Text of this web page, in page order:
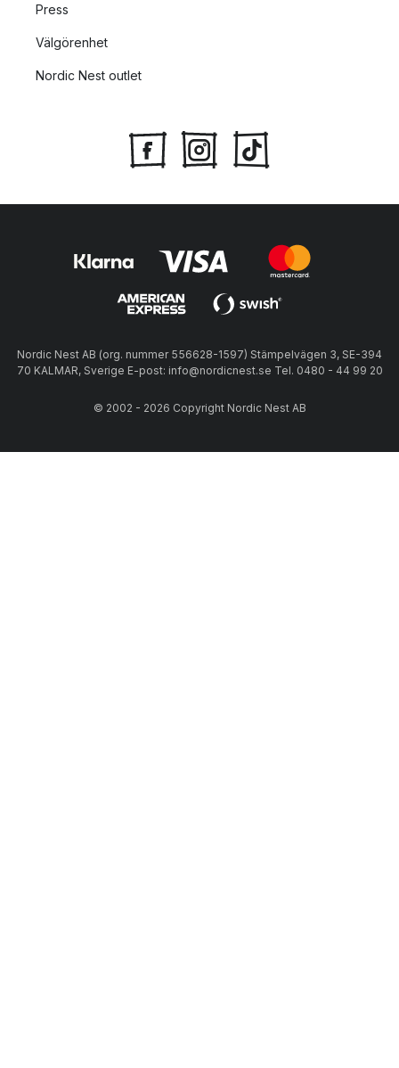
Press
Välgörenhet
Nordic Nest outlet
Nordic Nest AB (org. nummer 556628-1597) Stämpelvägen 3, SE-394
70 KALMAR, Sverige E-post: info@nordicnest.se Tel. 0480 - 44 99 20
© 2002 - 2026 Copyright Nordic Nest AB